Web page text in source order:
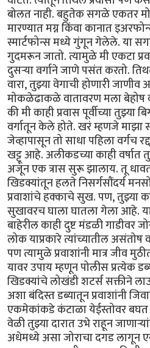
बोलत नाही. बहुतेक सगळे एकतर
मारण्यात मग्न किंवा कानात
स्मार्टफोन्स मध्ये गुंगून गेलेले. या
गुदमरून जातो. त्यामुळे मी एकटा
दुसऱ्या वर्गाने जाणे पसंत करतो.
वारा, तुझ्या वेगाची होणारी
मोकळेढाकळे वातावरण मला
की मी काही प्रवास पूर्वीच्या तुझ्या
वर्गातून केले होते. खरं म्हणजे माझा
जेव्हापासून तो साधा पहिला वर्गच
खट्टू आहे. अलीकडच्या काही वर्षात
अजून एक त्रास सुरू झालाय. तू
खिडक्यांतून हलते निसर्गसौंदर्य
प्रवाशांचे हक्काचे सुख. पण, तुझ्या
सुखावरच घाला घातला गेला आहे.
बाहेरील काही दुष्ट मंडळी गाडीवर
लोक याप्रकारे त्यांच्यातील
पण त्यामुळे प्रवाशांनी मात्र जीव
यावर उपाय म्हणून पोलीस प्रत्येक
खिडक्यांचे लोखंडी शटर्स सक्तीने
अशा बंदिस्त डब्यातून प्रवाशांनी
एकमेकांकडे कंटाळा येईस्तोवर बघत
वेळी तुझ्या दारात उभे राहून
अधेमध्ये असा जोराचा दगड लागून